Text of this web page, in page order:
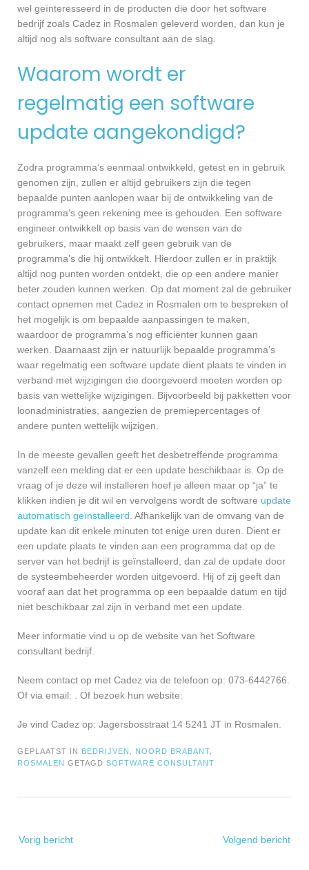
wel geïnteresseerd in de producten die door het software
bedrijf zoals Cadez in Rosmalen geleverd worden, dan kun je
altijd nog als software consultant aan de slag.
Waarom wordt er
regelmatig een software
update aangekondigd?
Zodra programma’s eenmaal ontwikkeld, getest en in gebruik
genomen zijn, zullen er altijd gebruikers zijn die tegen
bepaalde punten aanlopen waar bij de ontwikkeling van de
programma’s geen rekening mee is gehouden. Een software
engineer ontwikkelt op basis van de wensen van de
gebruikers, maar maakt zelf geen gebruik van de
programma’s die hij ontwikkelt. Hierdoor zullen er in praktijk
altijd nog punten worden ontdekt, die op een andere manier
beter zouden kunnen werken. Op dat moment zal de gebruiker
contact opnemen met Cadez in Rosmalen om te bespreken of
het mogelijk is om bepaalde aanpassingen te maken,
waardoor de programma’s nog efficiënter kunnen gaan
werken. Daarnaast zijn er natuurlijk bepaalde programma’s
waar regelmatig een software update dient plaats te vinden in
verband met wijzigingen die doorgevoerd moeten worden op
basis van wettelijke wijzigingen. Bijvoorbeeld bij pakketten voor
loonadministraties, aangezien de premiepercentages of
andere punten wettelijk wijzigen.
In de meeste gevallen geeft het desbetreffende programma
vanzelf een melding dat er een update beschikbaar is. Op de
vraag of je deze wil installeren hoef je alleen maar op “ja” te
klikken indien je dit wil en vervolgens wordt de software update
automatisch geïnstalleerd. Afhankelijk van de omvang van de
update kan dit enkele minuten tot enige uren duren. Dient er
een update plaats te vinden aan een programma dat op de
server van het bedrijf is geïnstalleerd, dan zal de update door
de systeembeheerder worden uitgevoerd. Hij of zij geeft dan
vooraf aan dat het programma op een bepaalde datum en tijd
niet beschikbaar zal zijn in verband met een update.
Meer informatie vind u op de website van het Software
consultant bedrijf.
Neem contact op met Cadez via de telefoon op: 073-6442766.
Of via email: . Of bezoek hun website:
Je vind Cadez op: Jagersbosstraat 14 5241 JT in Rosmalen.
GEPLAATST IN BEDRIJVEN , NOORD BRABANT,
ROSMALEN GETAGD SOFTWARE CONSULTANT
navigatie
Vorig bericht Volgend bericht